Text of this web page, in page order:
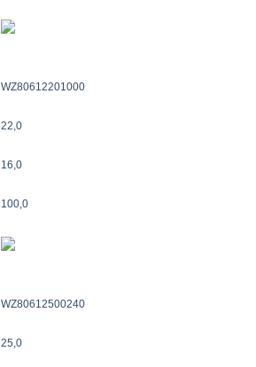
WZ80612201000
22,0
16,0
100,0
WZ80612500240
25,0